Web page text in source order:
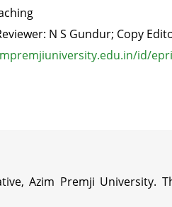
N S Gundur; Copy
id/
Azim Premji University.